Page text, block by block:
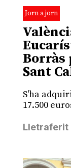
Jorn a jorn
Borràs
Sant
S'ha
17.500
Lletraferit